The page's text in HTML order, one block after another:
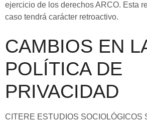
ejercicio de los derechos ARCO. Esta
caso tendrá carácter retroactivo.
CAMBIOS EN
POLÍTICA DE
PRIVACIDAD
CITERE ESTUDIOS SOCIOLÓGICOS